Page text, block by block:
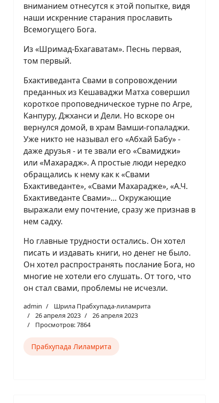
вниманием отнесутся к этой попытке, видя
наши искренние старания прославить
Всемогущего Бога.
Из «Шримад-Бхагаватам». Песнь первая,
том первый.
Бхактиведанта Свами в сопровождении
преданных из Кешаваджи Матха совершил
короткое проповедническое турне по Агре,
Канпуру, Джханси и Дели. Но вскоре он
вернулся домой, в храм Вамши-гопаладжи.
Уже никто не называл его «Абхай Бабу» -
даже друзья - и те звали его «Свамиджи»
или «Махарадж». А простые люди нередко
обращались к нему как к «Свами
Бхактиведанте», «Свами Махарадже», «А.Ч.
Бхактиведанте Свами»… Окружающие
выражали ему почтение, сразу же признав в
нем садху.
Но главные трудности остались. Он хотел
писать и издавать книги, но денег не было.
Он хотел распространять послание Бога, но
многие не хотели его слушать. От того, что
он стал свами, проблемы не исчезли.
admin
Шрила Прабхупада-лиламрита
26 апреля 2023
26 апреля 2023
Просмотров: 7864
Прабхупада Лиламрита